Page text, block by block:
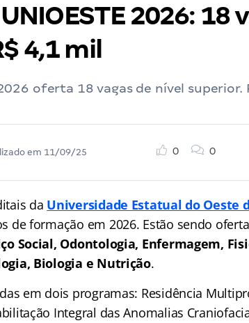
2026: 18
4,1 mil
oferta 18 vagas de nível
em 11/09/25
0 0
da Universidade Estatual do Oeste
de formação em 2026. Estão sendo
Social, Odontologia, Enfermagem,
Biologia e Nutrição.
em dois programas: Residência
Integral das Anomalias